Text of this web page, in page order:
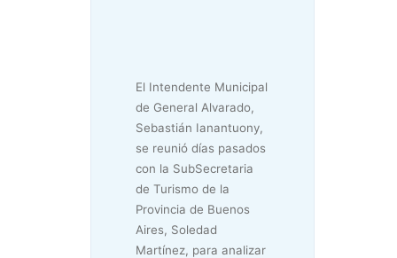
El Intendente Municipal
de General Alvarado,
Sebastián Ianantuony,
se reunió días pasados
con la SubSecretaria
de Turismo de la
Provincia de Buenos
Aires, Soledad
Martínez, para analizar